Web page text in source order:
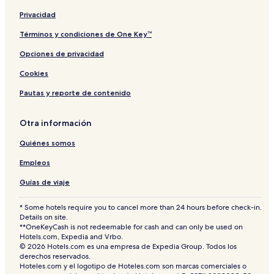
C
n
e
b
y
I
G
r
c
U
i
v
e
s
t
b
y
G
L
O
B
A
L
S
T
b
I
G
e
t
a
r
Privacidad
Términos y condiciones de One Key™
Opciones de privacidad
Cookies
Pautas y reporte de contenido
Otra información
Quiénes somos
Empleos
Guías de viaje
* Some hotels require you to cancel more than 24 hours before check-in.
Details on site.
**OneKeyCash is not redeemable for cash and can only be used on
Hotels.com, Expedia and Vrbo.
© 2026 Hotels.com es una empresa de Expedia Group. Todos los
derechos reservados.
Hoteles.com y el logotipo de Hoteles.com son marcas comerciales o